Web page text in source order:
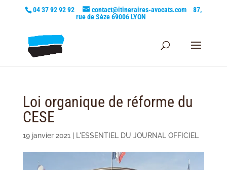
04 37 92 92 92 contact@itineraires-avocats.com
87,
rue de Sèze 69006 LYON
Loi organique de réforme du
CESE
19 janvier 2021 L'ESSENTIEL DU JOURNAL OFFICIEL